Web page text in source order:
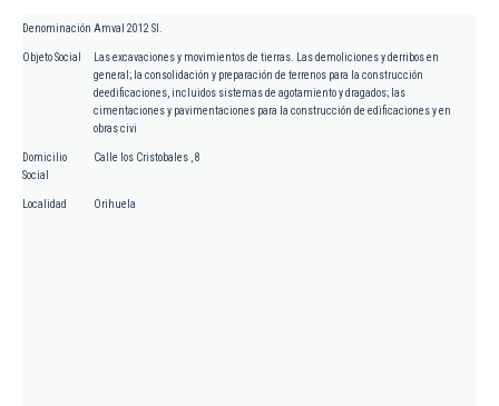
Denominación Amval 2012 Sl.
Objeto Social
Las excavaciones y movimientos de tierras. Las demoliciones y derribos en
general; la consolidación y preparación de terrenos para la construcción
deedificaciones, incluidos sistemas de agotamiento y dragados; las
cimentaciones y pavimentaciones para la construcción de edificaciones y en
obras civi
Domicilio
Social
Calle los Cristobales , 8
Localidad Orihuela